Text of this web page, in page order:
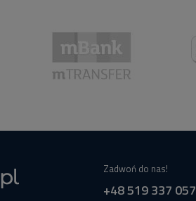
Zadwoń do nas!
+48 519 337 057